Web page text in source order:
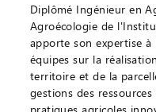
Diplômé Ingénieur en
Agroécologie de
apporte son expertise
équipes sur la
territoire et de la
gestions des
pratiques agricoles